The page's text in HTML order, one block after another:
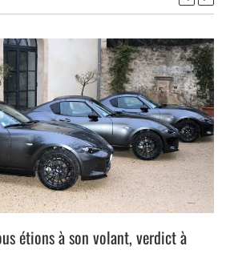
étions à son volant, verdict à